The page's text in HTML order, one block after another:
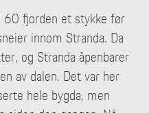
60 fjorden et stykke før
innom Stranda. Da
og Stranda åpenbarer
av dalen. Det var her
hele bygda, men